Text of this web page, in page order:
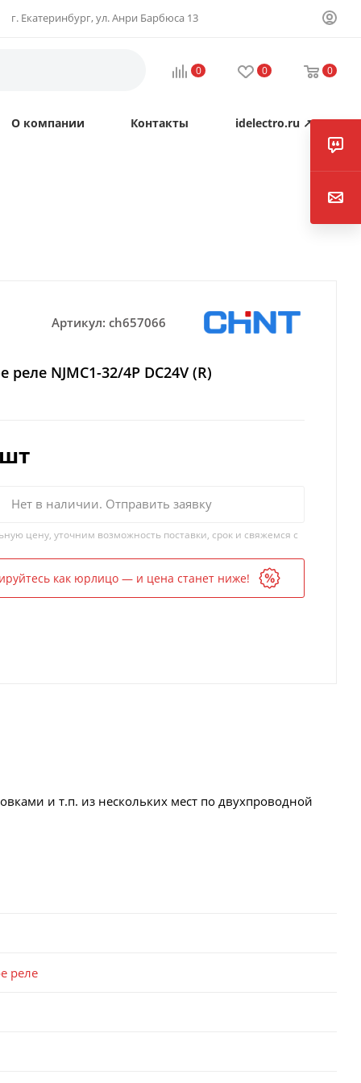
г. Екатеринбург, ул. Анри Барбюса 13
0 0 0
О компании Контакты idelectro.ru ↗
Артикул: ch657066
NJMC1-32/4P DC24V (R)
Нет в наличии. Отправить заявку
цену, уточним возможность поставки, срок и свяжемся с
как юрлицо — и цена станет ниже!
и т.п. из нескольких мест по двухпроводной
реле